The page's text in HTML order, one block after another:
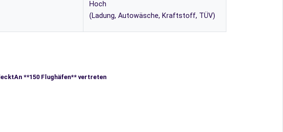
Hoch
(Ladung, Autowäsche, Kraftstoff, TÜV)
An **150 Flughäfen** vertreten